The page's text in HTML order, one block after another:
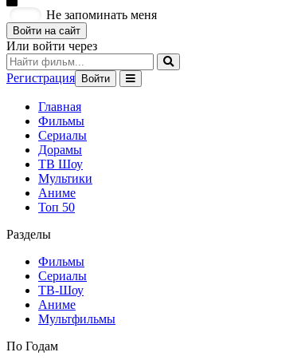
Не запоминать меня
Войти на сайт
Или войти через
Регистрация Войти
Главная
Фильмы
Сериалы
Дорамы
ТВ Шоу
Мультики
Аниме
Топ 50
Разделы
Фильмы
Сериалы
ТВ-Шоу
Аниме
Мультфильмы
По Годам